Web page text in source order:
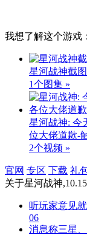
我想了解这个游戏：
星河战神截图
1个图集 »
星河战神: 今
位大佬道歉-
2个视频 »
官网 专区 下载 礼
关于星河战神
听玩家意见
06
消息称三星